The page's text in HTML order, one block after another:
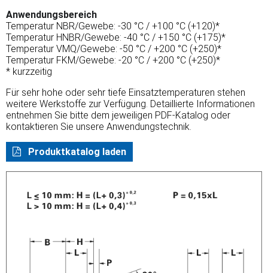
Anwendungsbereich
Temperatur NBR/Gewebe: -30 °C / +100 °C (+120)*
Temperatur HNBR/Gewebe: -40 °C / +150 °C (+175)*
Temperatur VMQ/Gewebe: -50 °C / +200 °C (+250)*
Temperatur FKM/Gewebe: -20 °C / +200 °C (+250)*
* kurzzeitig
Für sehr hohe oder sehr tiefe Einsatztemperaturen stehen
weitere Werkstoffe zur Verfügung. Detaillierte Informationen
entnehmen Sie bitte dem jeweiligen PDF-Katalog oder
kontaktieren Sie unsere Anwendungstechnik.
Produktkatalog laden